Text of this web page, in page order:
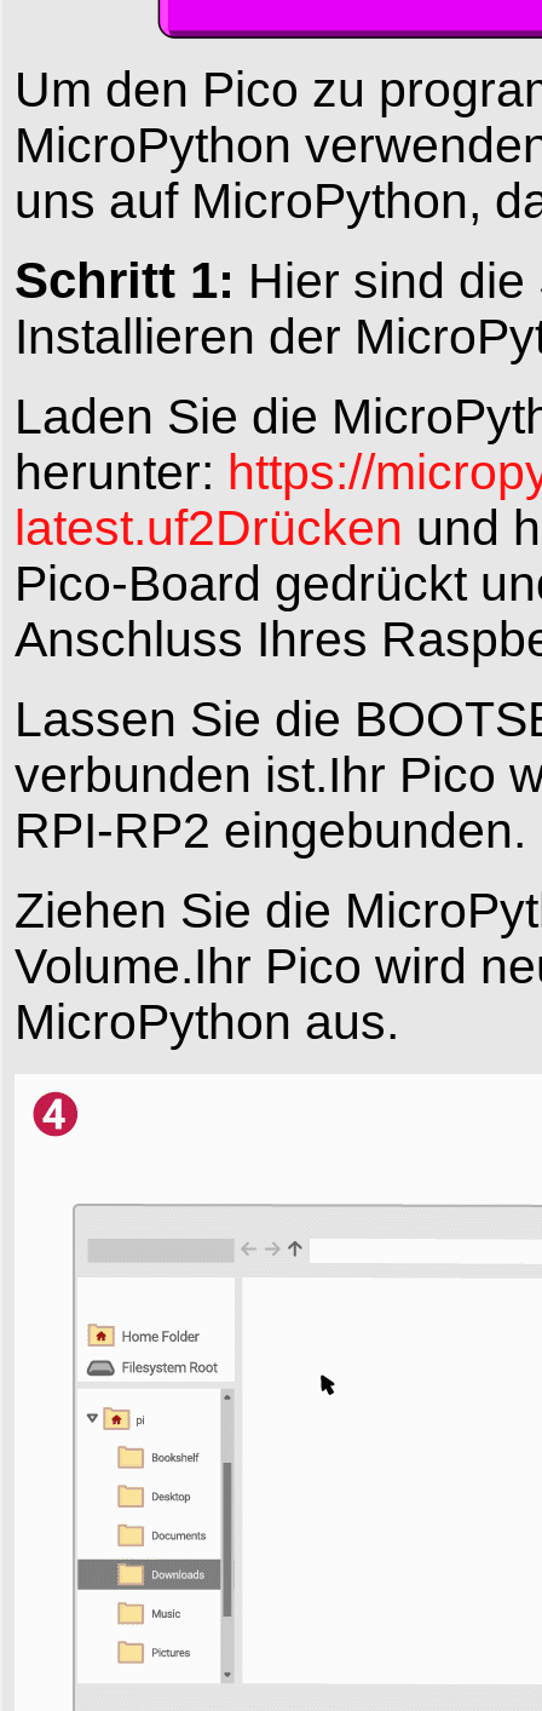
Um den Pico zu
MicroPython
uns auf MicroPython,
Schritt 1: Hier sind
Installieren der
Laden Sie die
herunter: https://
latest.uf2Drücken und
Pico-Board gedrückt
Anschluss Ihres
Lassen Sie die
verbunden ist.Ihr Pico
RPI-RP2 eingebunden.
Ziehen Sie die
Volume.Ihr Pico wird
MicroPython aus.